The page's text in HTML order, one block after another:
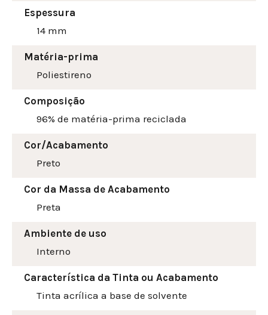
Espessura
14 mm
Matéria-prima
Poliestireno
Composição
96% de matéria-prima reciclada
Cor/Acabamento
Preto
Cor da Massa de Acabamento
Preta
Ambiente de uso
Interno
Característica da Tinta ou Acabamento
Tinta acrílica a base de solvente